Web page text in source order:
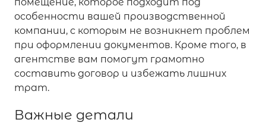
помещение, которое подходит под
особенности вашей производственной
компании, с которым не возникнет проблем
при оформлении документов. Кроме того, в
агентстве вам помогут грамотно
составить договор и избежать лишних
трат.
Важные детали